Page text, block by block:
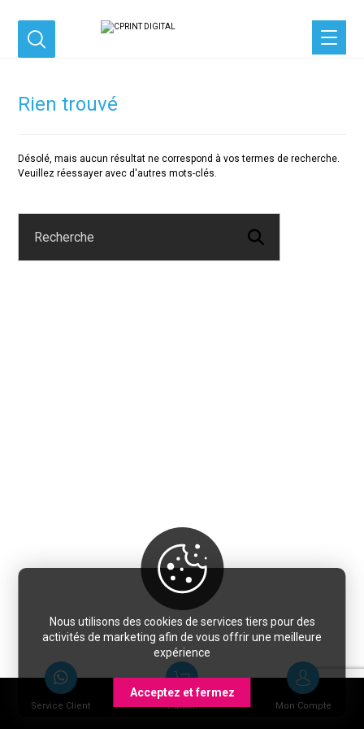
Rien trouvé
Désolé, mais aucun résultat ne correspond à vos termes de recherche.
Veuillez réessayer avec d'autres mots-clés.
Service Client Panier Mon Compte
Nous utilisons des cookies de services tiers pour des
activités de marketing afin de vous offrir une meilleure
expérience
Acceptez et fermez